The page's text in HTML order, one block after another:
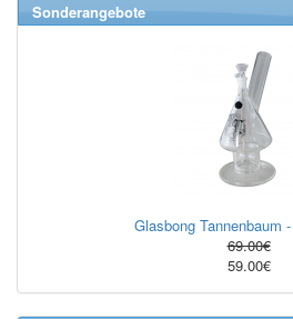
Sonderangebote
Glasbong Tannenbaum
69.00€
59.00€